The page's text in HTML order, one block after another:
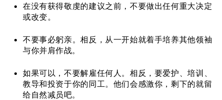
在没有获得敬虔的建议之前，不要做出任何重大决定
或改变。
不要事必躬亲。相反，从一开始就着手培养其他领袖
与你并肩作战。
如果可以，不要解雇任何人。相反，要爱护、培训、
教导和投资于你的同工。他们会感激你，剩下的就留
给自然减员吧。